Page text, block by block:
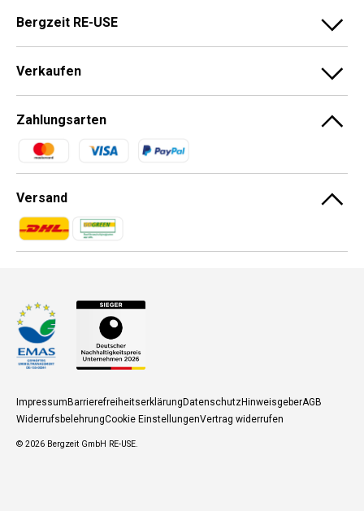
Bergzeit RE-USE
Verkaufen
Zahlungsarten
Zahlungsmethoden
Versand
Zahlungsmethoden
Zahlungsmethoden
ImpressumBarrierefreiheitserklärungDatenschutzHinweisgeberAGB
WiderrufsbelehrungCookie EinstellungenVertrag widerrufen
© 2026 Bergzeit GmbH RE-USE.